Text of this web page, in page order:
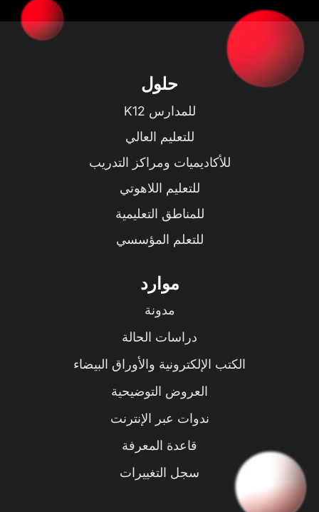
حلول
للمدارس K12
للتعليم العالي
للأكاديميات ومراكز التدريب
للتعليم اللاهوتي
للمناطق التعليمية
للتعلم المؤسسي
موارد
مدونة
دراسات الحالة
الكتب الإلكترونية والأوراق البيضاء
العروض التوضيحية
ندوات عبر الإنترنت
قاعدة المعرفة
سجل التغييرات